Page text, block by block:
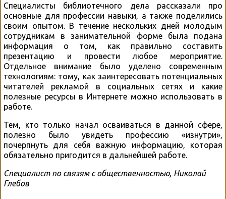
Специалисты библиотечного дела рассказали про
основные для профессии навыки, а также поделились
своим опытом. В течение нескольких дней молодым
сотрудникам в занимательной форме была подана
информация о том, как правильно составить
презентацию и провести любое мероприятие.
Отдельное внимание было уделено современным
технологиям: тому, как заинтересовать потенциальных
читателей рекламой в социальных сетях и какие
полезные ресурсы в Интернете можно использовать в
работе.
Тем, кто только начал осваиваться в данной сфере,
полезно было увидеть профессию «изнутри»,
почерпнуть для себя важную информацию, которая
обязательно пригодится в дальнейшей работе.
Специалист по связям с общественностью, Николай
Глебов